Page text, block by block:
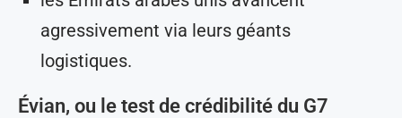
agressivement via leurs géants
logistiques.
Évian, ou le test de crédibilité du G7